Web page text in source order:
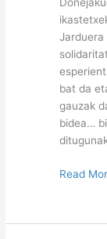
Jarduera
bat da
gauzak
bidea…
Read